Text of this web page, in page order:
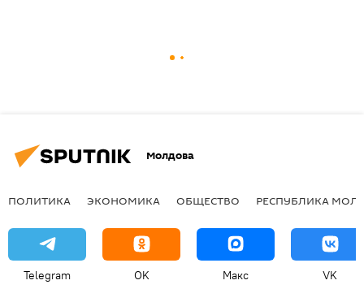
Молдова
ПОЛИТИКА ЭКОНОМИКА ОБЩЕСТВО РЕСПУБЛИКА
Telegram OK Макс VK